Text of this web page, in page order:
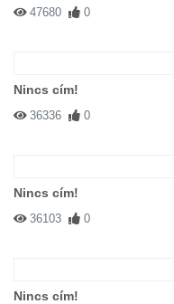
47680 0
Nincs cím!
36336 0
Nincs cím!
36103 0
Nincs cím!